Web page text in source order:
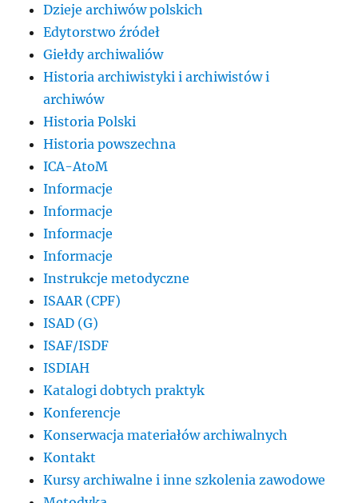
Dzieje archiwów polskich
Edytorstwo źródeł
Giełdy archiwaliów
Historia archiwistyki i archiwistów i
archiwów
Historia Polski
Historia powszechna
ICA-AtoM
Informacje
Informacje
Informacje
Informacje
Instrukcje metodyczne
ISAAR (CPF)
ISAD (G)
ISAF/ISDF
ISDIAH
Katalogi dobtych praktyk
Konferencje
Konserwacja materiałów archiwalnych
Kontakt
Kursy archiwalne i inne szkolenia zawodowe